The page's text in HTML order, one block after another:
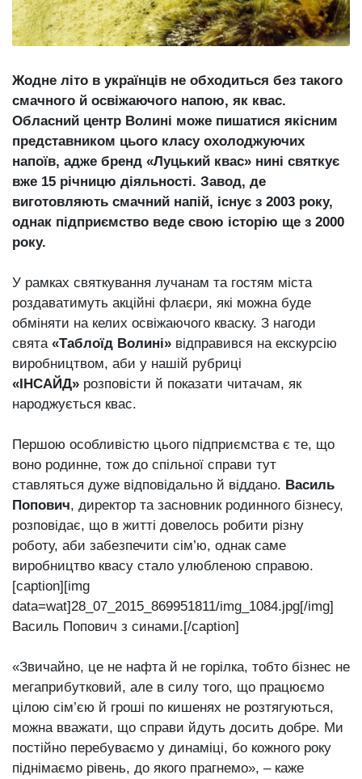
залишив у
Луцьку
три...
27 Липня 2026
711 переглядів
Всі розділи
Персона
Лайф
Афіша
ZONE 18+
Жодне літо в українців не обходиться без такого
смачного й освіжаючого напою, як квас.
Обласний центр Волині може пишатися якісним
представником цього класу охолоджуючих
напоїв, адже бренд «Луцький квас» нині святкує
вже 15 річницю діяльності. Завод, де
виготовляють смачний напій, існує з 2003 року,
однак підприємство веде свою історію ще з 2000
року.
У рамках святкування лучанам та гостям міста
роздаватимуть акційні флаєри, які можна буде
обміняти на келих освіжаючого кваску. З нагоди
свята «Таблоїд Волині» відправився на екскурсію
виробництвом, аби у нашій рубриці
«ІНСАЙД» розповісти й показати читачам, як
народжується квас.
Першою особливістю цього підприємства є те, що
воно родинне, тож до спільної справи тут
ставляться дуже відповідально й віддано. Василь
Попович, директор та засновник родинного бізнесу,
розповідає, що в житті довелось робити різну
роботу, аби забезпечити сім’ю, однак саме
виробництво квасу стало улюбленою справою.
[caption][img
data=wat]28_07_2015_869951811/img_1084.jpg[/img]
Василь Попович з синами.[/caption]
«Звичайно, це не нафта й не горілка, тобто бізнес не
мегаприбутковий, але в силу того, що працюємо
цілою сім’єю й гроші по кишенях не розтягуються,
можна вважати, що справи йдуть досить добре. Ми
постійно перебуваємо у динаміці, бо кожного року
піднімаємо рівень, до якого прагнемо», ‒ каже